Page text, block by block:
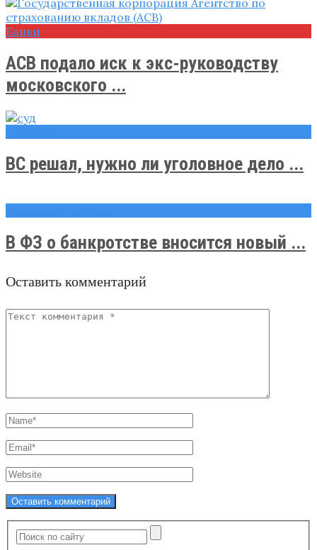
Банки
АСВ подало иск к экс-руководству
московского ...
ВС решал, нужно ли уголовное дело ...
В ФЗ о банкротстве вносится новый ...
Оставить комментарий